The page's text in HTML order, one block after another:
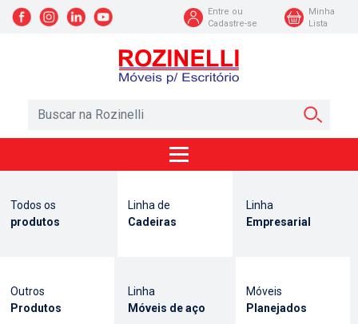
Entre ou
Cadastre-se
Minha
Lista
Todos os
produtos
Linha de
Cadeiras
Linha
Empresarial
Outros
Produtos
Linha
Móveis de aço
Móveis
Planejados